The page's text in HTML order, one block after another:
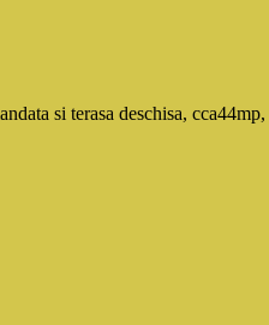
si terasa deschisa,